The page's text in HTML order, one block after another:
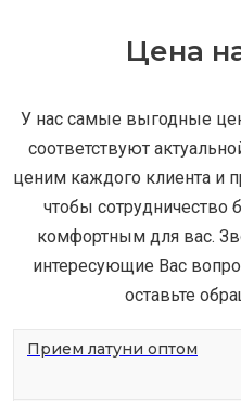
Цена
У нас самые выгодные
соответствуют
ценим каждого клиента и
чтобы
комфортным для вас.
интересующие Вас
оставьте
Прием латуни оптом